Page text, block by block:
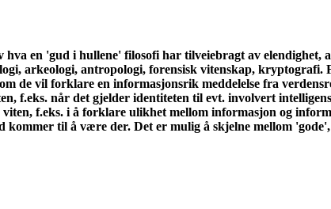
hva en 'gud i hullene' filosofi har tilveiebragt av
arkeologi, antropologi, forensisk vitenskap,
de vil forklare en informasjonsrik meddelelse fra
f.eks. når det gjelder identiteten til evt. involvert
f.eks. i å forklare ulikhet mellom informasjon og
kommer til å være der. Det er mulig å skjelne mellom